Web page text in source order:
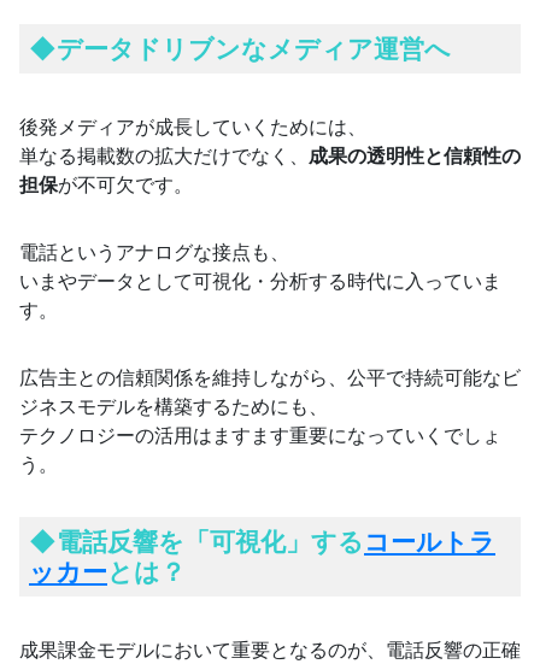
◆データドリブンなメディア運営へ
後発メディアが成長していくためには、
単なる掲載数の拡大だけでなく、 成果の透明性と信頼性の
担保が不可欠です。
電話というアナログな接点も、
いまやデータとして可視化・分析する時代に入っていま
す。
広告主との信頼関係を維持しながら、公平で持続可能なビ
ジネスモデルを構築するためにも、
テクノロジーの活用はますます重要になっていくでしょ
う。
◆電話反響を「可視化」する コールトラ
ッカーとは？
成果課金モデルにおいて重要となるのが、電話反響の正確